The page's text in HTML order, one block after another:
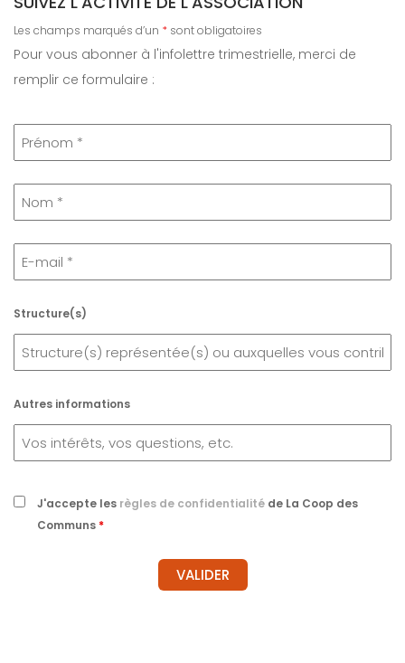
Les champs marqués d’un * sont obligatoires
Pour vous abonner à l'infolettre trimestrielle, merci de
remplir ce formulaire :
Structure(s)
Autres informations
J'accepte les règles de confidentialité de La Coop des
Communs *